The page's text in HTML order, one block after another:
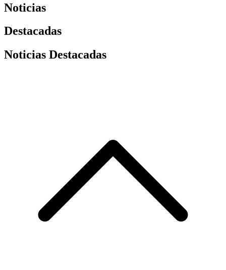
Noticias
Destacadas
Noticias Destacadas